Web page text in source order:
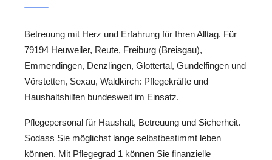
Betreuung mit Herz und Erfahrung für Ihren Alltag. Für
79194 Heuweiler, Reute, Freiburg (Breisgau),
Emmendingen, Denzlingen, Glottertal, Gundelfingen und
Vörstetten, Sexau, Waldkirch: Pflegekräfte und
Haushaltshilfen bundesweit im Einsatz.
Pflegepersonal für Haushalt, Betreuung und Sicherheit.
Sodass Sie möglichst lange selbstbestimmt leben
können. Mit Pflegegrad 1 können Sie finanzielle